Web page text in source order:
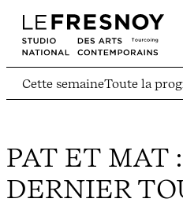
Cette semaineToute la
PAT ET MAT
DERNIER